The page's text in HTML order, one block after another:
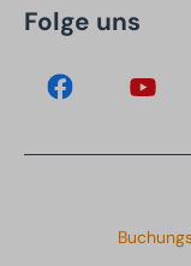
Folge uns